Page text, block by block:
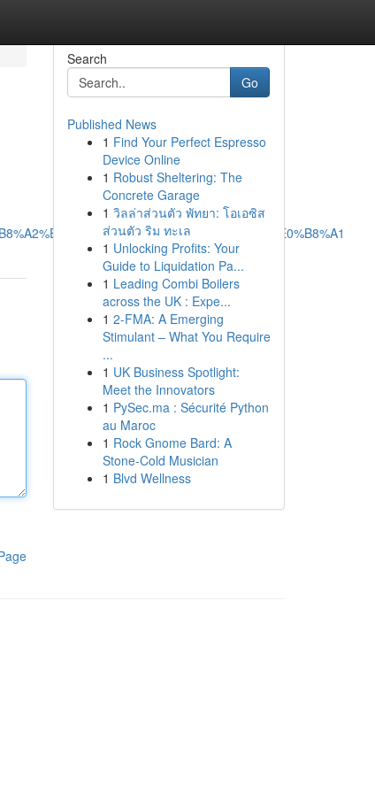
Search
Go
Published News
1 Find Your Perfect Espresso
Device Online
1 Robust Sheltering: The
Concrete Garage
1 วิลล่าส่วนตัว พัทยา: โอเอซิส
ส่วนตัว ริม ทะเล
1 Unlocking Profits: Your
Guide to Liquidation Pa...
1 Leading Combi Boilers
across the UK : Expe...
1 2-FMA: A Emerging
Stimulant – What You Require
...
1 UK Business Spotlight:
Meet the Innovators
1 PySec.ma : Sécurité Python
au Maroc
1 Rock Gnome Bard: A
Stone-Cold Musician
1 Blvd Wellness